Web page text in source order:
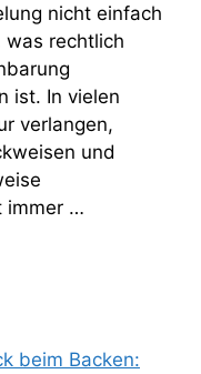
nicht einfach
was rechtlich
ist. In vielen
verlangen,
und
immer …